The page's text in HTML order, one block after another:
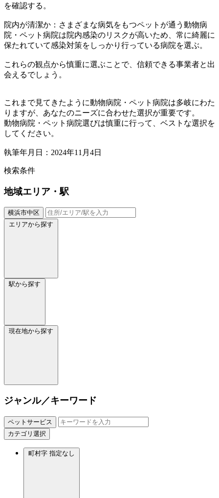
を確認する。
院内が清潔か：さまざまな病気をもつペットが通う動物病
院・ペット病院は院内感染のリスクが高いため、常に綺麗に
保たれていて感染対策をしっかり行っている病院を選ぶ。
これらの観点から慎重に選ぶことで、信頼できる事業者と出
会えるでしょう。
これまで見てきたように動物病院・ペット病院は多岐にわた
りますが、あなたのニーズに合わせた選択が重要です。
動物病院・ペット病院選びは慎重に行って、ベストな選択を
してください。
執筆年月日：2024年11月4日
検索条件
地域エリア・駅
横浜市中区
エリアから探す
駅から探す
現在地から探す
ジャンル／キーワード
ペットサービス
カテゴリ選択
町村字 指定なし